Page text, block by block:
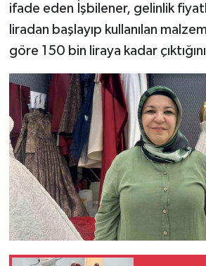
ifade eden İşbilener, gelinlik
liradan başlayıp kullanılan
göre 150 bin liraya kadar